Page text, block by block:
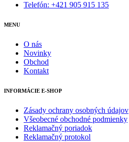
Telefón: +421 905 915 135
MENU
O nás
Novinky
Obchod
Kontakt
INFORMÁCIE E-SHOP
Zásady ochrany osobných údajov
Všeobecné obchodné podmienky
Reklamačný poriadok
Reklamačný protokol